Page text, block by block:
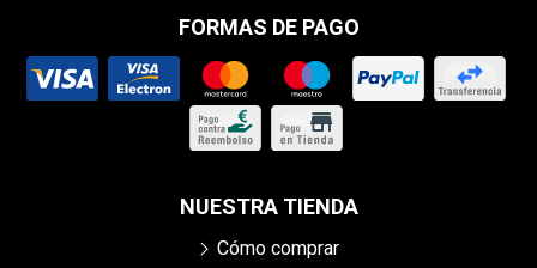
FORMAS DE PAGO
NUESTRA TIENDA
Cómo comprar